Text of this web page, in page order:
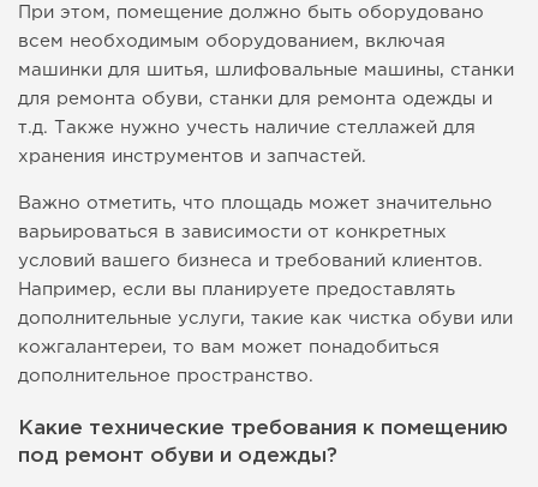
При этом, помещение должно быть оборудовано
всем необходимым оборудованием, включая
машинки для шитья, шлифовальные машины, станки
для ремонта обуви, станки для ремонта одежды и
т.д. Также нужно учесть наличие стеллажей для
хранения инструментов и запчастей.
Важно отметить, что площадь может значительно
варьироваться в зависимости от конкретных
условий вашего бизнеса и требований клиентов.
Например, если вы планируете предоставлять
дополнительные услуги, такие как чистка обуви или
кожгалантереи, то вам может понадобиться
дополнительное пространство.
Какие технические требования к помещению
под ремонт обуви и одежды?